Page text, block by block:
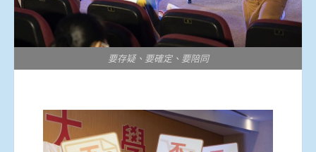
要存疑、要確定、要陪同